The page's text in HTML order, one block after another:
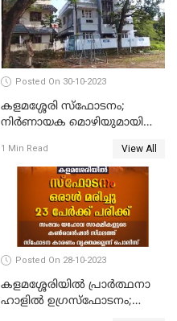
Posted On 30-10-2023
കളമശ്ശേരി സ്ഫോടനം;
നിർണായക മൊഴിയുമായി
കോൾ വിവരങ്ങൾ തേടി
പൊലീസ്
1 Min Read View All
Posted On 28-10-2023
കളമശ്ശേരിയിൽ പ്രാർത്ഥനാ
ഹാളിൽ ഉഗ്രസ്‌ഫോടനം;